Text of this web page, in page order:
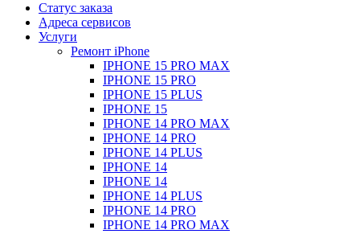
Статус заказа
Адреса сервисов
Услуги
Ремонт iPhone
IPHONE 15 PRO MAX
IPHONE 15 PRO
IPHONE 15 PLUS
IPHONE 15
IPHONE 14 PRO MAX
IPHONE 14 PRO
IPHONE 14 PLUS
IPHONE 14
IPHONE 14
IPHONE 14 PLUS
IPHONE 14 PRO
IPHONE 14 PRO MAX